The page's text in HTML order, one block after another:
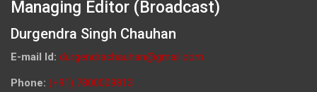
Managing Editor (Broadcast)
Durgendra Singh Chauhan
E-mail Id: durgendrachauhan@gmail.com
Phone: (+91) 7800009813